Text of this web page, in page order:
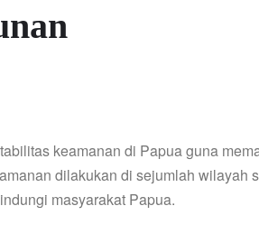
keamanan di Papua guna
dilakukan di sejumlah wilayah
masyarakat Papua.